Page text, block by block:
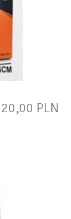
20,00 PLN